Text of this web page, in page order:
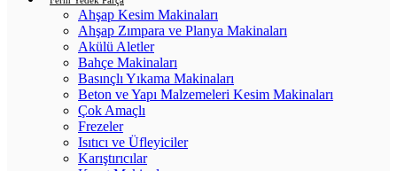
Ahşap Kesim Makinaları
Ahşap Zımpara ve Planya Makinaları
Akülü Aletler
Bahçe Makinaları
Basınçlı Yıkama Makinaları
Beton ve Yapı Malzemeleri Kesim Makinaları
Çok Amaçlı
Frezeler
Isıtıcı ve Üfleyiciler
Karıştırıcılar